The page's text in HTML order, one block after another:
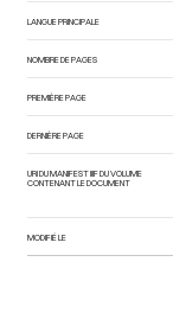
LANGUE PRINCIPALE
NOMBRE DE PAGES
PREMIÈRE PAGE
DERNIÈRE PAGE
URI DU MANIFEST IIIF DU VOLUME
CONTENANT LE DOCUMENT
MODIFIÉ LE